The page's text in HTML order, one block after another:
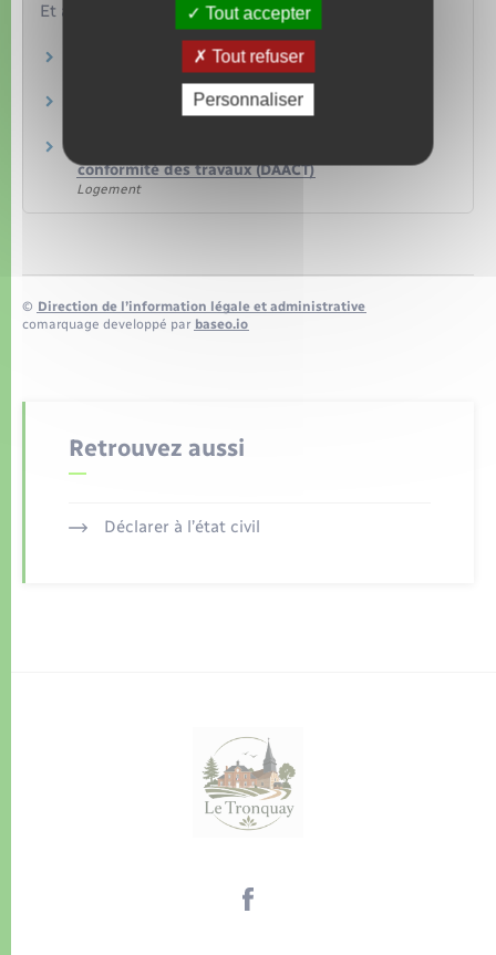
Et aussi
Permis de construire
Déclaration d'ouverture de chantier
conformité des travaux (DAACT)
Logement
© Direction de l’information légale et administrative
comarquage developpé par baseo.io
Retrouvez aussi
Déclarer à l’état civil
Tout accepter
Tout refuser
Personnaliser